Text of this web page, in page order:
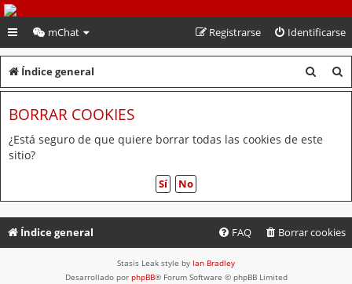
PeruVoley.com
mChat Identificarse
Registrarse
Índice general
u
u
c
BORRAR COOKIES
¿Está seguro de que quiere borrar todas las cookies de este
sitio?
Índice general Borrar cookies
FAQ
Stasis Leak style by Ian Bradley
Desarrollado por phpBB® Forum Software © phpBB Limited